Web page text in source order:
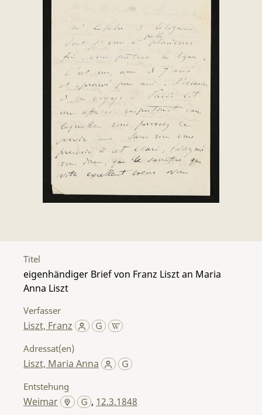
Titel
eigenhändiger Brief von Franz Liszt an Maria
Anna Liszt
Verfasser
Liszt, Franz
Adressat(en)
Liszt, Maria Anna
Entstehung
Weimar , 12.3.1848